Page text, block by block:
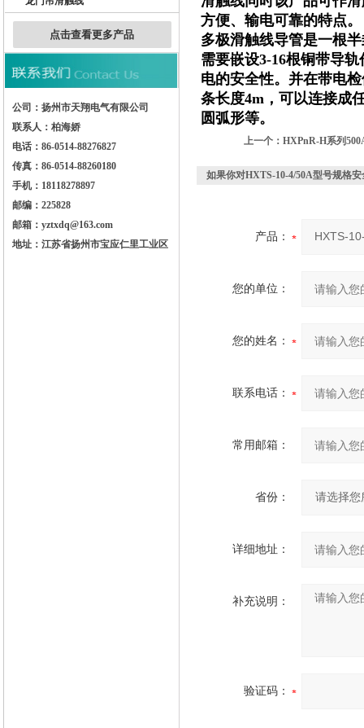
点击查看更多产品
公司：扬州市天翔电气有限公司
联系人：柏海娇
电话：86-0514-88276827
传真：86-0514-88260180
手机：18118278897
邮编：225828
邮箱：yztxdq@163.com
地址：江苏省扬州市宝应仁里工业区
方便、输电可靠的特点。
多极滑触线导管是一根
需要嵌设3-16根铜带导
电的安全性。并在带电
条长度4m，可以连接成
圆弧形等。
上一个： HXPnR-H系列
如果你对HXTS-10-4/50A型号规格
产品：
您的单位：
您的姓名：
联系电话：
常用邮箱：
省份：
详细地址：
补充说明：
验证码：